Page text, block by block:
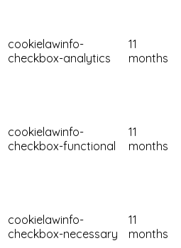
cookielawinfo-
checkbox-analytics
11
months
cookielawinfo-
checkbox-functional
11
months
cookielawinfo-
checkbox-necessary
11
months